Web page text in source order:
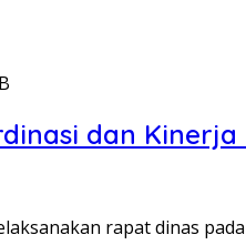
dan Kinerja
rapat dinas